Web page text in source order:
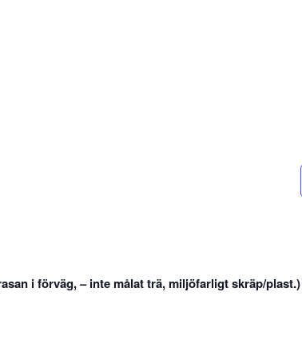
i förväg, – inte målat trä, miljöfarligt skräp/plast.)